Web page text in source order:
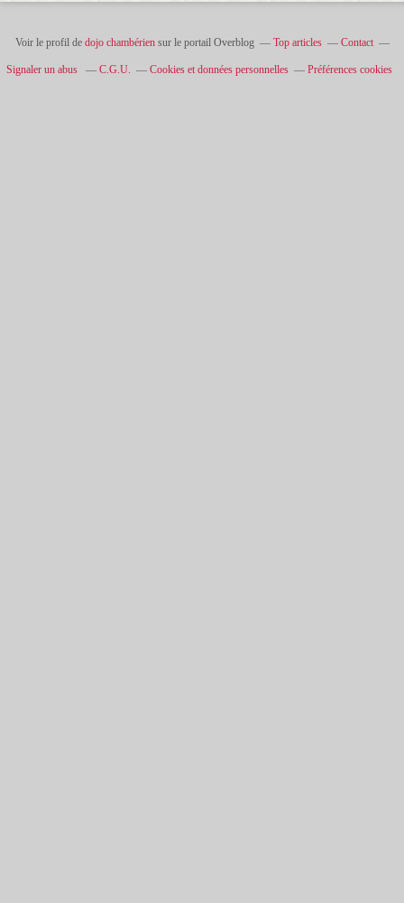
Voir le profil de dojo chambériensur le portail Overblog Top articles Contact
Signaler un abus C.G.U. Cookies et données personnelles Préférences cookies